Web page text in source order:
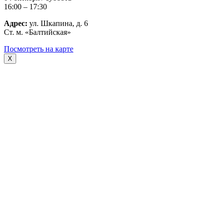
16:00 – 17:30
Адрес: ул. Шкапина, д. 6
Ст. м. «Балтийская»
Посмотреть на карте
X